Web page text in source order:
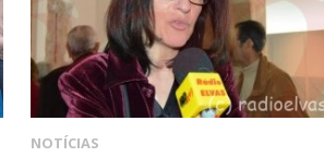
NOTÍCIAS